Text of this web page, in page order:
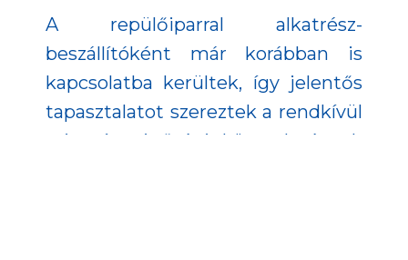
A repülőiparral alkatrész-
beszállítóként már korábban is
kapcsolatba kerültek, így jelentős
tapasztalatot szereztek a rendkívül
szigorú minőségi követelmények